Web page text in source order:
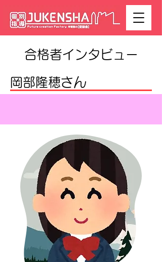
​合格者インタビュー
岡部隆穂さん